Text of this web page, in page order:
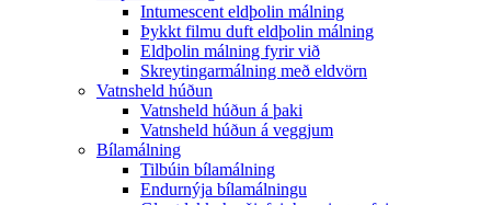
Intumescent eldþolin málning
Þykkt filmu duft eldþolin málning
Eldþolin málning fyrir við
Skreytingarmálning með eldvörn
Vatnsheld húðun
Vatnsheld húðun á þaki
Vatnsheld húðun á veggjum
Bílamálning
Tilbúin bílamálning
Endurnýja bílamálningu